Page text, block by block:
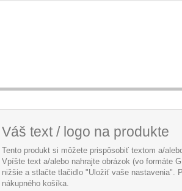
Váš text / logo na produkte
Tento produkt si môžete prispôsobiť textom a/
Vpíšte text a/alebo nahrajte obrázok (vo formáte
nižšie a stlačte tlačidlo "Uložiť vaše nastavenia".
nákupného košíka.